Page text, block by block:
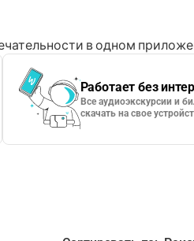
в одном
Работает без
Все аудиоэкскурсии и
скачать на свое